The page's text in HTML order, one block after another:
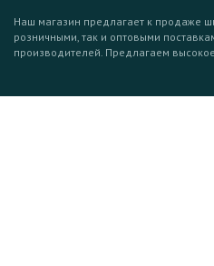
Наш магазин предлагает к продаже
розничными, так и оптовыми
производителей. Предлагаем